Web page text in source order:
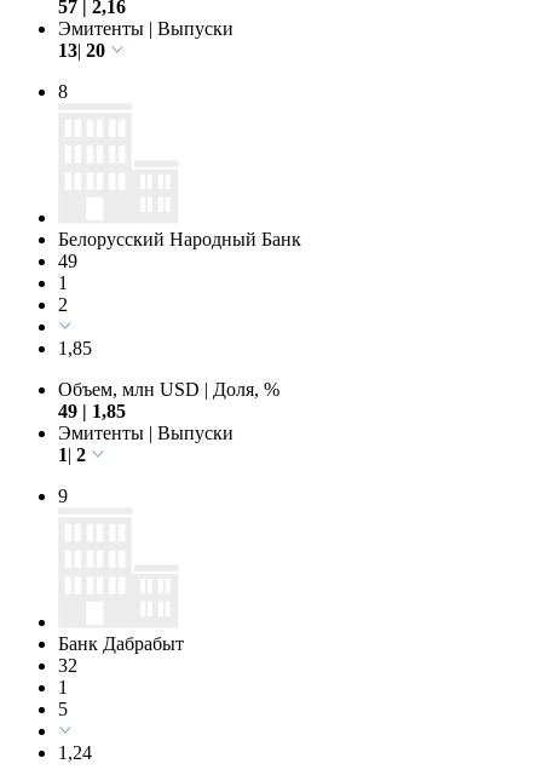
57
2,16
Эмитенты | Выпуски
13| 20
8
Белорусский Народный Банк
49
1
2
1,85
Объем, млн USD | Доля, %
49 | 1,85
Эмитенты | Выпуски
1| 2
9
Банк Дабрабыт
32
1
5
1,24